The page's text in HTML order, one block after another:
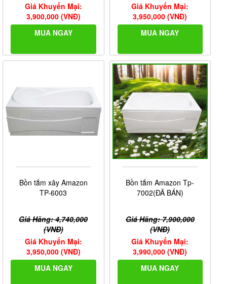
Giá Khuyến Mại:
3,900,000 (VNĐ)
MUA NGAY
Giá Khuyến Mại:
3,950,000 (VNĐ)
MUA NGAY
Bồn tắm xây Amazon
TP-6003
Giá Hãng: 4,740,000
(VNĐ)
Giá Khuyến Mại:
3,950,000 (VNĐ)
MUA NGAY
Bồn tắm Amazon Tp-
7002(ĐÃ BÁN)
Giá Hãng: 7,900,000
(VNĐ)
Giá Khuyến Mại:
3,990,000 (VNĐ)
MUA NGAY